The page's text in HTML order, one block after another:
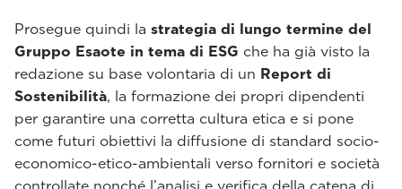
Prosegue quindi la strategia di lungo termine del
Gruppo Esaote in tema di ESG che ha già visto la
redazione su base volontaria di un Report di
Sostenibilità, la formazione dei propri dipendenti
per garantire una corretta cultura etica e si pone
come futuri obiettivi la diffusione di standard socio-
economico-etico-ambientali verso fornitori e società